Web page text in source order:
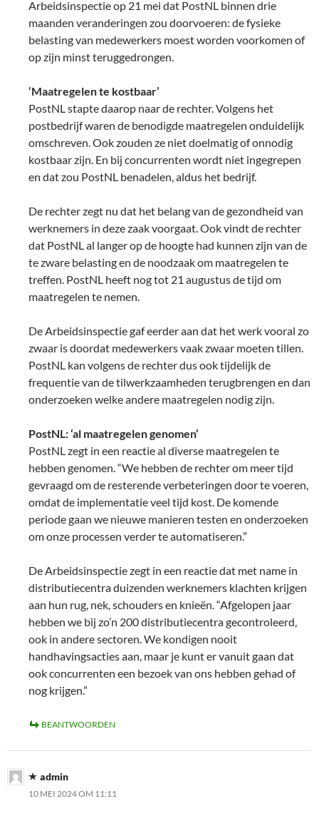
Arbeidsinspectie op 21 mei dat PostNL binnen drie
maanden veranderingen zou doorvoeren: de fysieke
belasting van medewerkers moest worden voorkomen of
op zijn minst teruggedrongen.
‘Maatregelen te kostbaar’
PostNL stapte daarop naar de rechter. Volgens het
postbedrijf waren de benodigde maatregelen onduidelijk
omschreven. Ook zouden ze niet doelmatig of onnodig
kostbaar zijn. En bij concurrenten wordt niet ingegrepen
en dat zou PostNL benadelen, aldus het bedrijf.
De rechter zegt nu dat het belang van de gezondheid van
werknemers in deze zaak voorgaat. Ook vindt de rechter
dat PostNL al langer op de hoogte had kunnen zijn van de
te zware belasting en de noodzaak om maatregelen te
treffen. PostNL heeft nog tot 21 augustus de tijd om
maatregelen te nemen.
De Arbeidsinspectie gaf eerder aan dat het werk vooral zo
zwaar is doordat medewerkers vaak zwaar moeten tillen.
PostNL kan volgens de rechter dus ook tijdelijk de
frequentie van de tilwerkzaamheden terugbrengen en dan
onderzoeken welke andere maatregelen nodig zijn.
PostNL: ‘al maatregelen genomen’
PostNL zegt in een reactie al diverse maatregelen te
hebben genomen. “We hebben de rechter om meer tijd
gevraagd om de resterende verbeteringen door te voeren,
omdat de implementatie veel tijd kost. De komende
periode gaan we nieuwe manieren testen en onderzoeken
om onze processen verder te automatiseren.”
De Arbeidsinspectie zegt in een reactie dat met name in
distributiecentra duizenden werknemers klachten krijgen
aan hun rug, nek, schouders en knieën. “Afgelopen jaar
hebben we bij zo’n 200 distributiecentra gecontroleerd,
ook in andere sectoren. We kondigen nooit
handhavingsacties aan, maar je kunt er vanuit gaan dat
ook concurrenten een bezoek van ons hebben gehad of
nog krijgen.”
BEANTWOORDEN
admin
10 MEI 2024 OM 11:11